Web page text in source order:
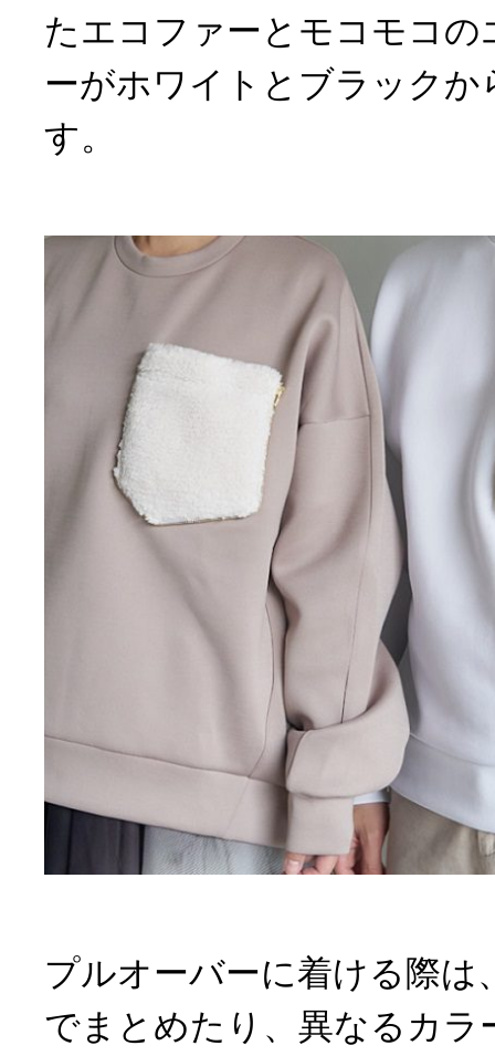
たエコファーとモコモコ
ーがホワイトとブラックか
す。
プルオーバーに着ける際は
でまとめたり、異なるカラ